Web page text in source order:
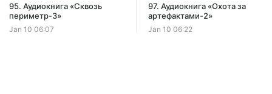
95. Аудиокнига «Сквозь
периметр-3»
Jan 10 06:07
97. Аудиокнига «Охота за
артефактами-2»
Jan 10 06:22